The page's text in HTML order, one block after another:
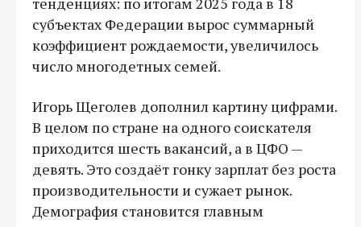
субъектах Федерации вырос суммарный
коэффициент рождаемости, увеличилось
число многодетных семей.
Игорь Щеголев дополнил картину цифрами.
В целом по стране на одного соискателя
приходится шесть вакансий, а в ЦФО —
девять. Это создаёт гонку зарплат без роста
производительности и сужает рынок.
Демография становится главным